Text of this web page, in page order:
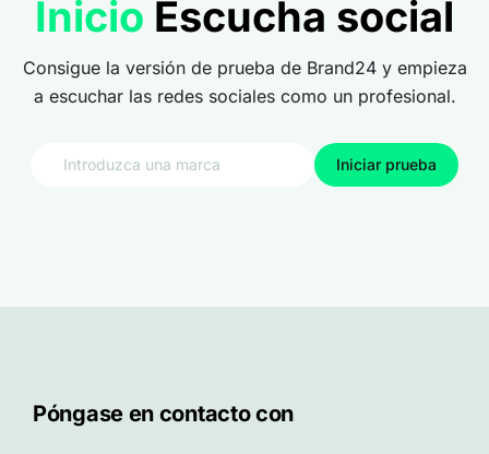
Inicio Escucha social
Consigue la versión de prueba de Brand24 y empieza
a escuchar las redes sociales como un profesional.
Iniciar prueba
Póngase en contacto con